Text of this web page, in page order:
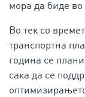
мора да биде во
Во тек со
транспортна
година се
сака да се